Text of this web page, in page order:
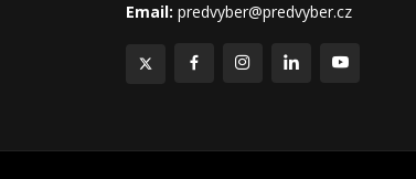
Email: predvyber@predvyber.cz